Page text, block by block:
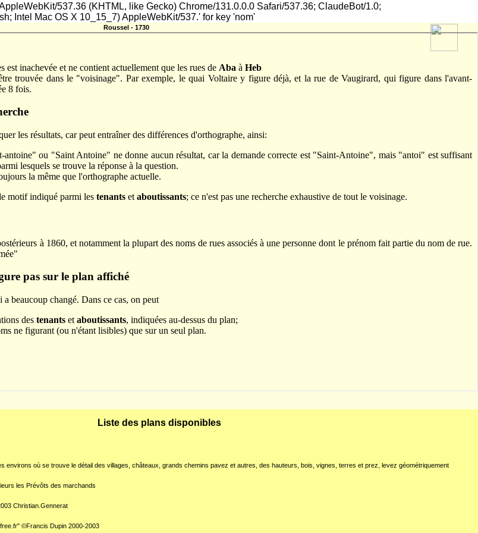
537.36 (KHTML, like Gecko) Chrome/131.0.0.0 Safari/537.36; ClaudeBot/1.0;
Intel Mac OS X 10_15_7) AppleWebKit/537.' for key 'nom'
Roussel - 1730
Liste des plans disponibles
environs où se trouve le détail des villages, châteaux, grands chemins pavez et autres, des hauteurs, bois, vignes, terres et prez, levez géométriquement
les Prévôts des marchands
Christian.Gennerat
©Francis Dupin 2000-2003